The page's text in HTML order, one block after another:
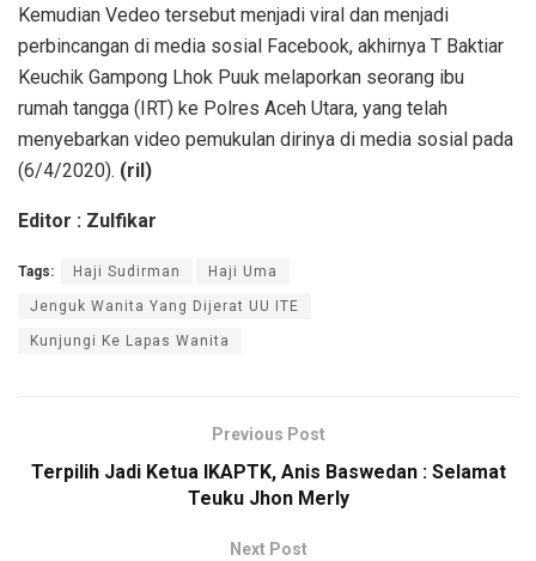
Kemudian Vedeo tersebut menjadi viral dan menjadi
perbincangan di media sosial Facebook, akhirnya T Baktiar
Keuchik Gampong Lhok Puuk melaporkan seorang ibu
rumah tangga (IRT) ke Polres Aceh Utara, yang telah
menyebarkan video pemukulan dirinya di media sosial pada
(6/4/2020). (ril)
Editor : Zulfikar
Tags: Haji Sudirman Haji Uma
Jenguk Wanita Yang Dijerat UU ITE
Kunjungi Ke Lapas Wanita
Previous Post
Terpilih Jadi Ketua IKAPTK, Anis Baswedan : Selamat
Teuku Jhon Merly
Next Post